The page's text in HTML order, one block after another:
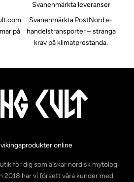
.
på
Svanenmärkta leveranser
Svanenmärkta PostNord e-
handelstransporter– stränga
krav på klimatprestanda.
online
för dig som älskar nordisk mytologi
2018 har vi försett våra kunder med